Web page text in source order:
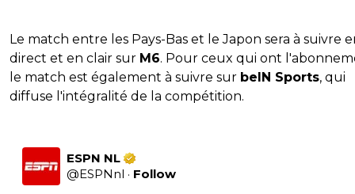
Le match entre les Pays-Bas et le Japon sera à suivre
direct et en clair sur M6. Pour ceux qui ont
le match est également à suivre sur beIN Sports, qui
diffuse l'intégralité de la compétition.
ESPN NL
@ESPNnl · Follow